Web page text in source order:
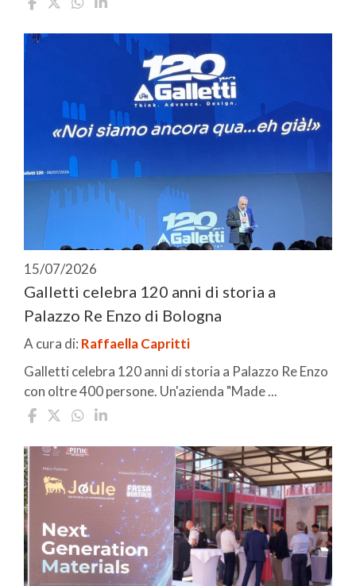
15/07/2026
Galletti celebra 120 anni di storia a
Palazzo Re Enzo di Bologna
A cura di: Raffaella Capritti
Galletti celebra 120 anni di storia a Palazzo Re Enzo
con oltre 400 persone. Un'azienda "Made ...